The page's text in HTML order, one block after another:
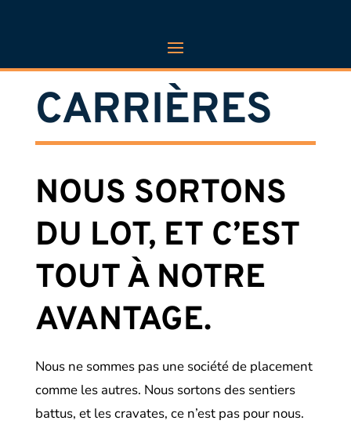
CARRIÈRES
NOUS SORTONS
DU LOT, ET C’EST
TOUT À NOTRE
AVANTAGE.
Nous ne sommes pas une société de placement
comme les autres. Nous sortons des sentiers
battus, et les cravates, ce n’est pas pour nous.